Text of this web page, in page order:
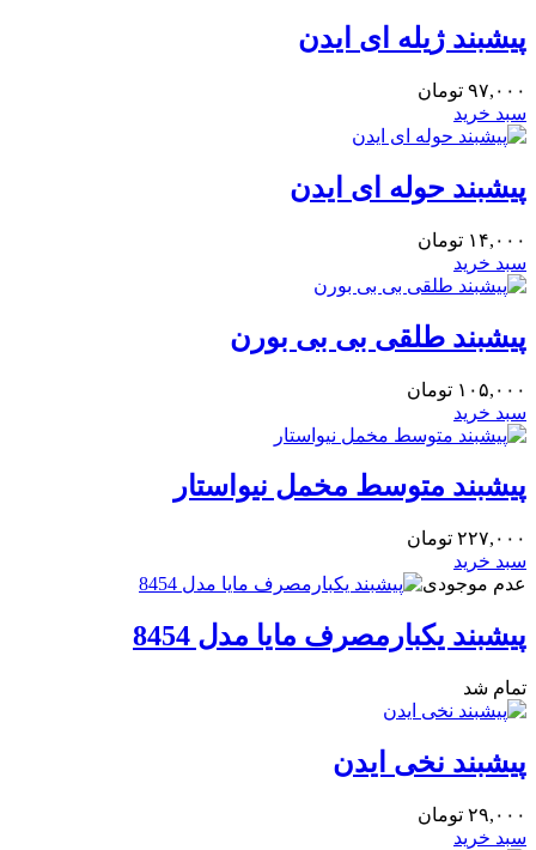
پیشبند ژیله ای ایدن
۹۷,۰۰۰ تومان
سبد خرید
پیشبند حوله ای ایدن
۱۴,۰۰۰ تومان
سبد خرید
پیشبند طلقی بی بی بورن
۱۰۵,۰۰۰ تومان
سبد خرید
پیشبند متوسط مخمل نیواستار
۲۲۷,۰۰۰ تومان
سبد خرید
عدم موجودی
پیشبند یکبارمصرف مایا مدل 8454
تمام شد
پیشبند نخی ایدن
۲۹,۰۰۰ تومان
سبد خرید